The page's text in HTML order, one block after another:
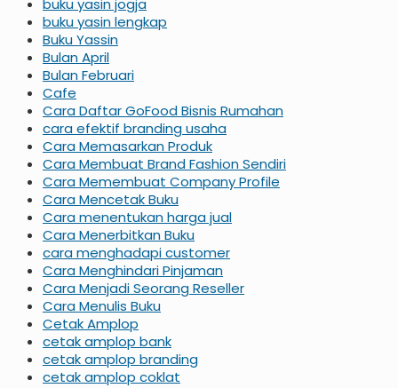
buku yasin jogja
buku yasin lengkap
Buku Yassin
Bulan April
Bulan Februari
Cafe
Cara Daftar GoFood Bisnis Rumahan
cara efektif branding usaha
Cara Memasarkan Produk
Cara Membuat Brand Fashion Sendiri
Cara Memembuat Company Profile
Cara Mencetak Buku
Cara menentukan harga jual
Cara Menerbitkan Buku
cara menghadapi customer
Cara Menghindari Pinjaman
Cara Menjadi Seorang Reseller
Cara Menulis Buku
Cetak Amplop
cetak amplop bank
cetak amplop branding
cetak amplop coklat